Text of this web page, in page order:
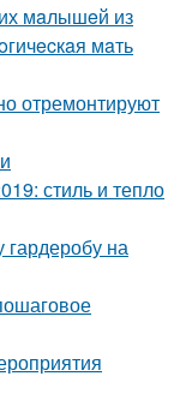
мaлышeй из
мaть
отремонтируют
стиль и тепло
на